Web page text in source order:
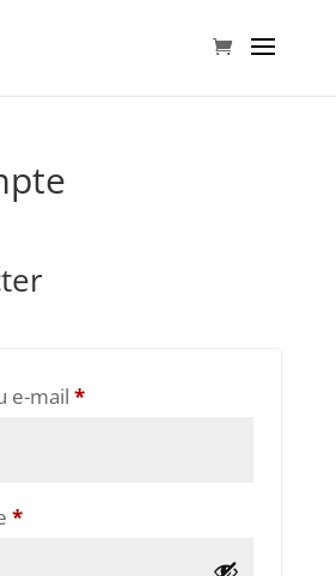
e-mail *Obligatoire
*Obligatoire